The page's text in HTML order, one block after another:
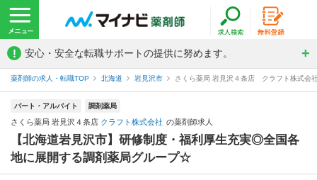
! 安心・安全な転職サポートの提供に努めます。
薬剤師の求人・転職TOP 北海道 岩見沢市 さくら薬局 岩見沢４条店 クラフト株式会
パート・アルバイト 調剤薬局
さくら薬局 岩見沢４条店 クラフト株式会社 の薬剤師求人
【北海道岩見沢市】研修制度・福利厚生充実◎全国各
地に展開する調剤薬局グループ☆